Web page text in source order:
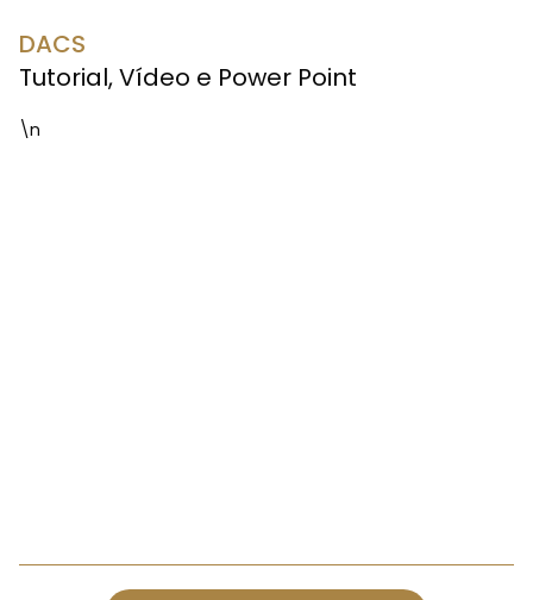
DACS
Tutorial, Vídeo e Power Point
\n